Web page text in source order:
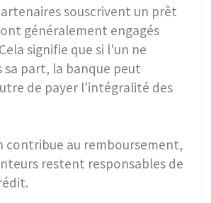
souscrivent un prêt
généralement engagés
signifie que si l'un ne
sa part, la banque peut
de payer l'intégralité des
contribue au remboursement,
restent responsables de